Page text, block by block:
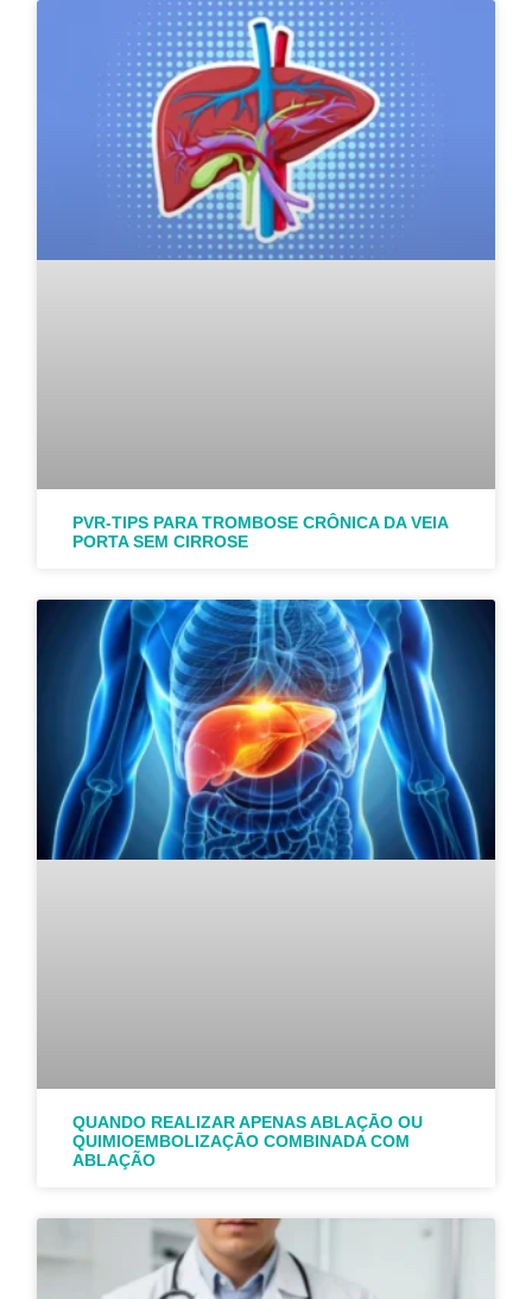
PVR-TIPS PARA TROMBOSE CRÔNICA DA VEIA
PORTA SEM CIRROSE
QUANDO REALIZAR APENAS ABLAÇĀO OU
QUIMIOEMBOLIZAÇĀO COMBINADA COM
ABLAÇÃO